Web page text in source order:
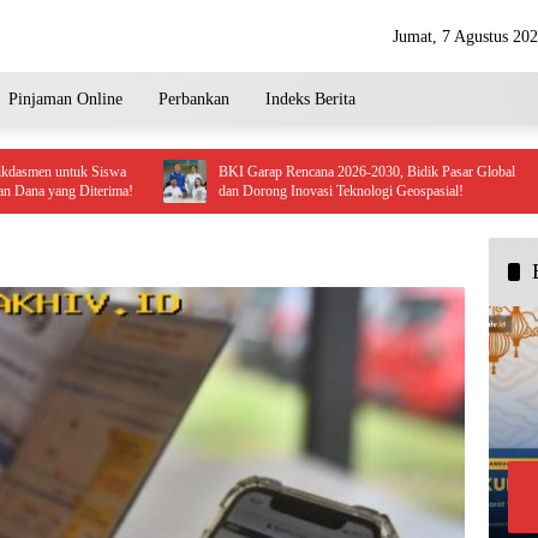
Jumat, 7 Agustus
Pinjaman Online Perbankan Indeks Berita
Siswa
Diterima!
BKI Garap Rencana 2026-2030, Bidik Pasar Global
dan Dorong Inovasi Teknologi Geospasial!